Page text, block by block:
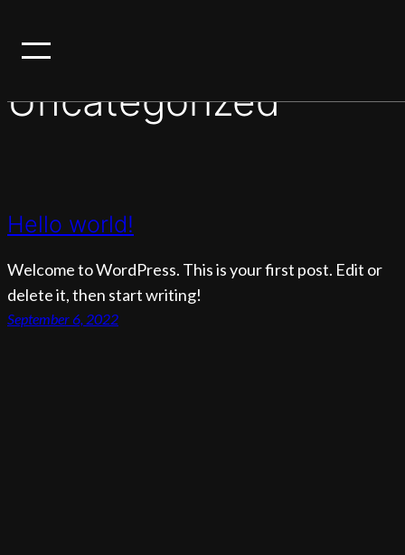
Inhalt
Kategorie:
Uncategorized
Hello world!
Welcome to WordPress. This is your first post. Edit or
delete it, then start writing!
September 6, 2022